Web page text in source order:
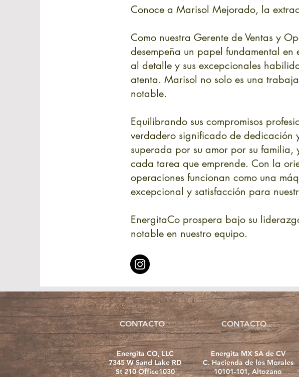
Conoce a Marisol Mejorado, la
Como nuestra Gerente de Ventas y
desempeña un papel fundamental en
al detalle y sus excepcionales
atenta. Marisol no solo es una
notable.
Equilibrando sus compromisos
verdadero significado de dedicación
superada por su amor por su familia,
cada tarea que emprende. Con la
operaciones funcionan como una
excepcional y satisfacción para
EnergitaCo prospera bajo su
notable en nuestro equipo.
CONTACTO
Energita CO, LLC
7345 W Sand Lake RD
St 210 Office1030
CONTACTO
Energita MX SA de CV
C. Hacienda de los Morales
10101-101, Altozano